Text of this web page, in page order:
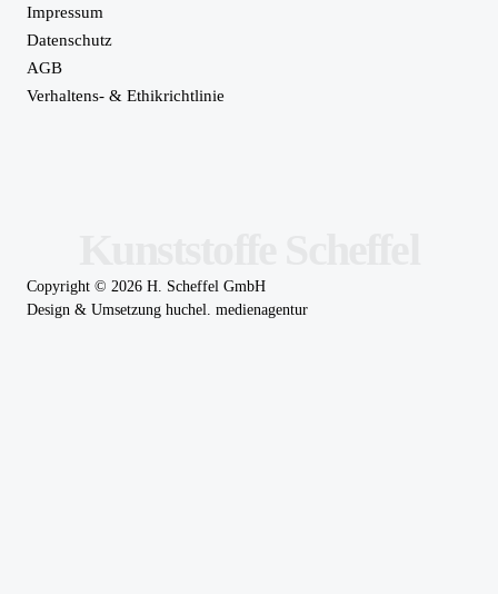
Impressum
Datenschutz
AGB
Verhaltens- & Ethikrichtlinie
Copyright © 2026 H. Scheffel GmbH
Design & Umsetzung huchel. medienagentur